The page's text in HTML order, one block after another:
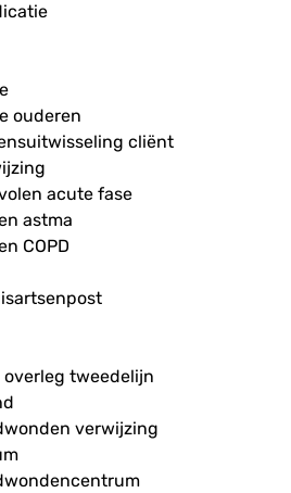
ouderen
cliënt
acute fase
astma
COPD
overleg tweedelijn
verwijzing